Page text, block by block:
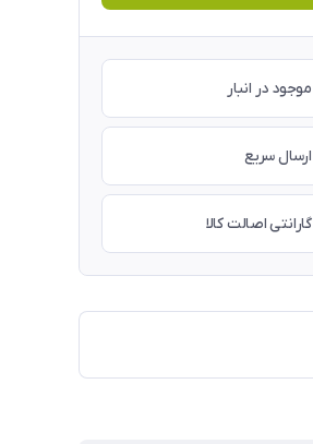
موجود در انبار
ارسال سریع
گارانتی اصالت کالا